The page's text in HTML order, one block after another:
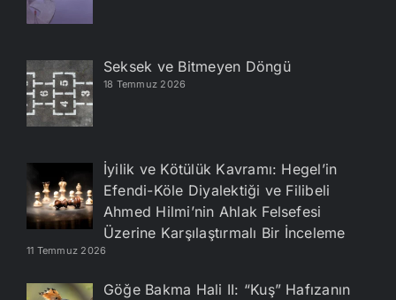
Seksek ve Bitmeyen Döngü
18 Temmuz 2026
İyilik ve Kötülük Kavramı: Hegel’in
Efendi-Köle Diyalektiği ve Filibeli
Ahmed Hilmi’nin Ahlak Felsefesi
Üzerine Karşılaştırmalı Bir İnceleme
11 Temmuz 2026
Göğe Bakma Hali II: “Kuş” Hafızanın